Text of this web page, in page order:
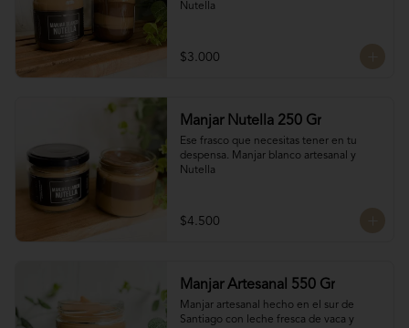
Nutella
$3.000
Manjar Nutella 250 Gr
Ese frasco que necesitas tener en tu
despensa. Manjar blanco artesanal y
Nutella
$4.500
Manjar Artesanal 550 Gr
Manjar artesanal hecho en el sur de
Santiago con leche fresca de vaca y